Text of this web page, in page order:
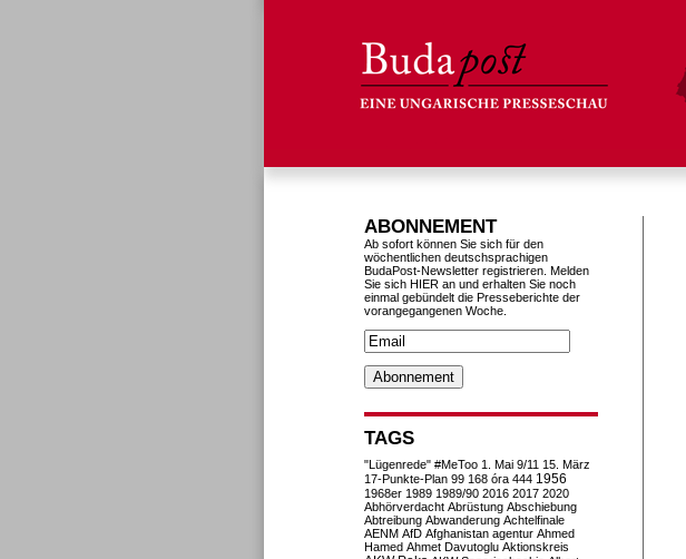
ABONNEMENT
Ab sofort können Sie sich für den
wöchentlichen deutschsprachigen
BudaPost-Newsletter registrieren. Melden
Sie sich HIER an und erhalten Sie noch
einmal gebündelt die Presseberichte der
vorangegangenen Woche.
TAGS
"Lügenrede" #MeToo 1. Mai 9/11 15. März
17-Punkte-Plan 99 168 óra 444 1956
1968er 1989 1989/90 2016 2017 2020
Abhörverdacht Abrüstung Abschiebung
Abtreibung Abwanderung Achtelfinale
AENM AfD Afghanistan agentur Ahmed
Hamed Ahmet Davutoglu Aktionskreis